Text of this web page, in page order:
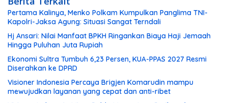
Pertama Kalinya, Menko Polkam Kumpulkan Panglima TNI-
Kapolri-Jaksa Agung: Situasi Sangat Terndali
Hj Ansari: Nilai Manfaat BPKH Ringankan Biaya Haji Jemaah
Hingga Puluhan Juta Rupiah
Ekonomi Sultra Tumbuh 6,23 Persen, KUA-PPAS 2027 Resmi
Diserahkan ke DPRD
Visioner Indonesia Percaya Brigjen Komarudin mampu
mewujudkan layanan yang cepat dan anti-ribet